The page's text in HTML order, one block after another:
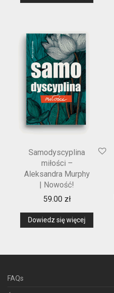
Samodyscyplina
miłości –
Aleksandra Murphy
| Nowość!
59.00 zł
Dowiedz się więcej
FAQs